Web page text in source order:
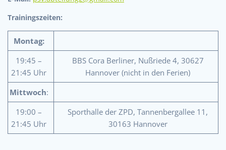
Trainingszeiten:
Montag:
19:45 –
21:45 Uhr
BBS Cora Berliner, Nußriede 4, 30627
Hannover (nicht in den Ferien)
Mittwoch:
19:00 –
21:45 Uhr
Sporthalle der ZPD, Tannenbergallee 11,
30163 Hannover